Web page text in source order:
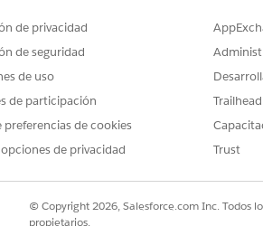
esta plantilla captura estos detalles
canal solicitado.
tipo de pertenencia asignado a usuarios
tipo de pertenencia asignado a usuarios
direcciones de email de los miembros
de privacidad
de seguridad
de uso
de participación
preferencias de cookies
opciones de privacidad
Trailhead
Trust
© Copyright 2026, Salesforce.com Inc. Todos
propietarios.